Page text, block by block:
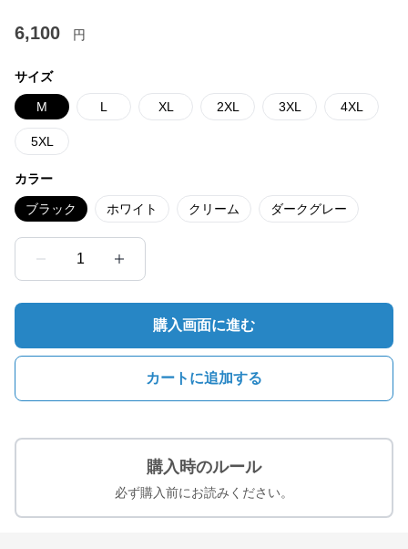
6,100 円
サイズ
M L XL 2XL 3XL 4XL
5XL
カラー
ブラック ホワイト クリーム ダークグレー
1
購入画面に進む
カートに追加する
購入時のルール
必ず購入前にお読みください。